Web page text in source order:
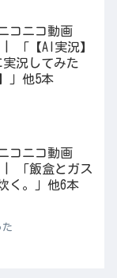
コニコ動画
| 「【AI実況】
実況してみた
」他5本
コニコ動画
| 「飯盒とガス
く。」他6本
た